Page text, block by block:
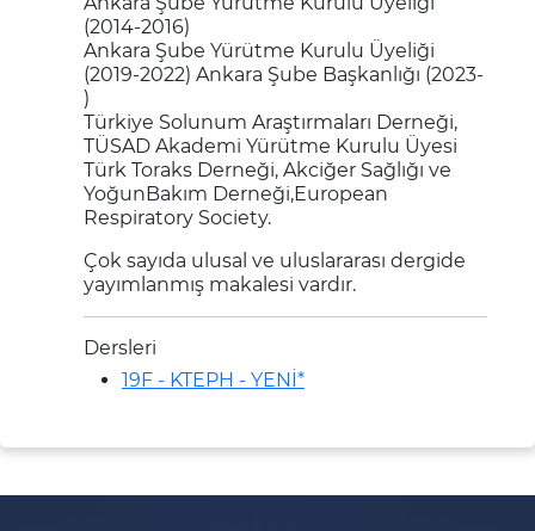
(2014-2016)
Ankara Şube Yürütme Kurulu Üyeliği
(2019-2022) Ankara Şube Başkanlığı (2023-
)
Türkiye Solunum Araştırmaları Derneği,
TÜSAD Akademi Yürütme Kurulu Üyesi
Türk Toraks Derneği, Akciğer Sağlığı ve
YoğunBakım Derneği,European
Respiratory Society.
Çok sayıda ulusal ve uluslararası dergide
yayımlanmış makalesi vardır.
Dersleri
19F - KTEPH - YENİ*